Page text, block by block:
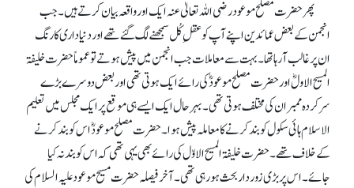
پھر حضرت مصلح موعود رضی اللہ تعالیٰ عنہ ایک اور واقعہ بیان کرتے ہیں۔ جب
انجمن کے بعض عمائدین اپنے آپ کو عقلِ کُل سمجھنے لگ گئے تھے اور دنیا داری کا رنگ
ان پر غالب آ رہا تھا۔ بہت سے معاملات جب انجمن میں پیش ہوتے تو عموماً حضرت خلیفۃ
المسیح الاولؓ اور حضرت مصلح موعودؓ کی رائے ایک ہوتی تھی اور بعض دوسرے بڑے
سرکردہ ممبران کی مختلف ہوتی تھی۔ بہرحال ایک ایسے ہی موقع پر ایک مجلس میں تعلیم
الاسلام ہائی سکول کو بند کرنے کا معاملہ پیش ہوا۔ حضرت مصلح موعودؓ اس کو بند کرنے
کے خلاف تھے۔ حضرت خلیفۃ المسیح الاوّل کی رائے بھی یہی تھی کہ اس کو بندنہ کیا
جائے۔ اس پر بڑی زور دار بحث ہو رہی تھی۔ آخر فیصلہ حضرت مسیح موعود علیہ السلام کی